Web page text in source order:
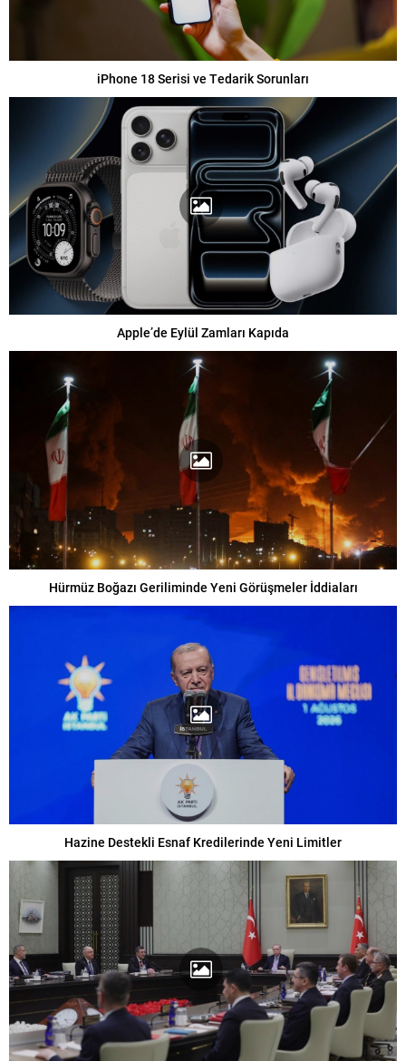
iPhone 18 Serisi ve Tedarik Sorunları
Apple’de Eylül Zamları Kapıda
Hürmüz Boğazı Geriliminde Yeni Görüşmeler İddiaları
Hazine Destekli Esnaf Kredilerinde Yeni Limitler